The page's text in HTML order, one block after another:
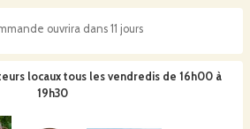
ouvrira dans 11 jours
locaux tous les vendredis de 16h00 à
19h30